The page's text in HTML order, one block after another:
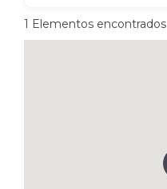
1 Elementos encontrados